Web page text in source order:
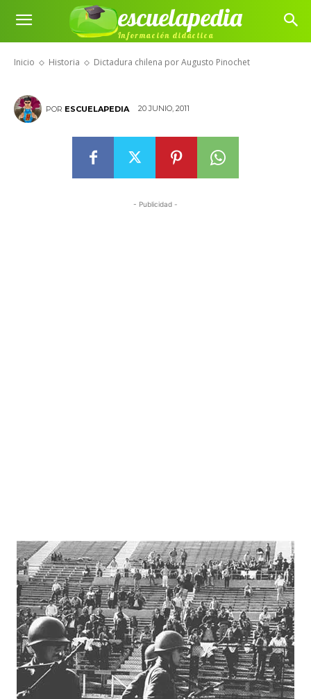
escuelapedia
Información didáctica
Inicio Historia Dictadura chilena por Augusto Pinochet
Dictadura chilena por Augusto
Pinochet
POR ESCUELAPEDIA 20 JUNIO, 2011
- Publicidad -